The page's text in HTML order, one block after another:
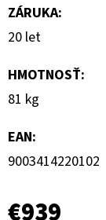
ZÁRUKA:
20 let
HMOTNOSŤ:
81 kg
EAN:
9003414220102